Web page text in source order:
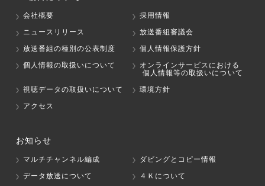
会社概要
採用情報
ニュースリリース
放送番組審議会
放送番組の種別の公表制度
個人情報保護方針
個人情報の取扱いについて
オンラインサービスにおける
個人情報等の取扱いについて
視聴データの取扱いについて
環境方針
アクセス
お知らせ
マルチチャンネル編成
ダビングとコピー情報
データ放送について
４Ｋについて